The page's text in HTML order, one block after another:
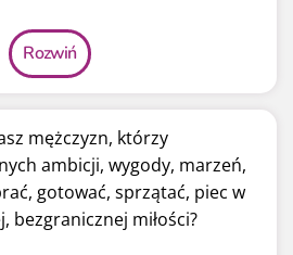
Rozwiń
mężczyzn, którzy
ambicji, wygody, marzeń,
gotować, sprzątać, piec w
bezgranicznej miłości?